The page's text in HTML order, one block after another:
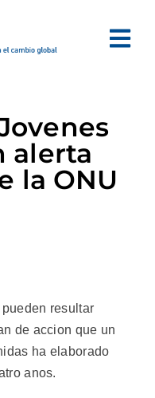
alerta
la ONU
resultar
de accion que un
ha elaborado
anos.